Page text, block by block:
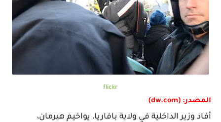
flickr
المصدر: (dw.com)
أفاد وزير الداخلية في ولاية بافاريا، يواخيم هيرمان،